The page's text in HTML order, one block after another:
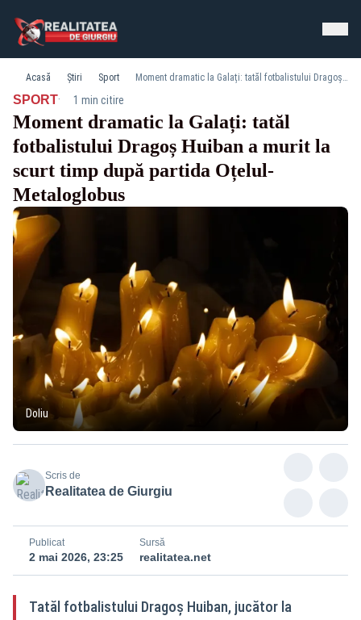
Acasă Știri Sport Moment dramatic la Galați: tatăl fotbalistului Dragoș Huiban a murit la scurt timp după partida Oțelul-Metaloglobus
SPORT· 1 min citire
Moment dramatic la Galați: tatăl
fotbalistului Dragoș Huiban a murit la
scurt timp după partida Oțelul-
Metaloglobus
Doliu
Scris de
Realitatea de Giurgiu
Publicat
2 mai 2026, 23:25
Sursă
realitatea.net
Tatăl fotbalistului Dragoș Huiban, jucător la